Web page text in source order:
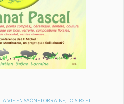
LA VIE EN SAÔNE LORRAINE, LOISIRS ET